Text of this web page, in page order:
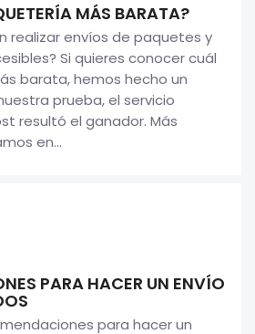
MÁS BARATA?
realizar envíos de paquetes y
Si quieres conocer cuál
barata, hemos hecho un
prueba, el servicio
resultó el ganador. Más
en...
PARA HACER UN ENVÍO
para hacer un